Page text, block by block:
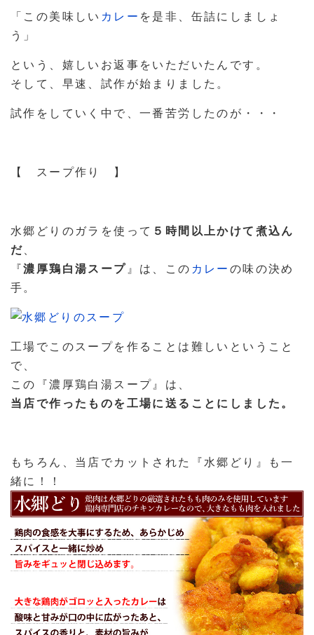
「この美味しい カレー を是非、缶詰にしましょ
う」
という、嬉しいお返事をいただいたんです。
そして、早速、試作が始まりました。
試作をしていく中で、一番苦労したのが・・・
【 スープ作り 】
水郷どりのガラを使って ５時間以上かけて煮込ん
だ
『濃厚鶏白湯スープ 』は、この カレー の味の決め
手。
工場でこのスープを作ることは難しいということ
で、
この『濃厚鶏白湯スープ』は、
当店で作ったものを工場に送ることにしました。
もちろん、当店でカットされた『水郷どり』も一
緒に！！